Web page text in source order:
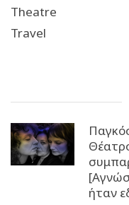
Theatre
Travel
ήταν